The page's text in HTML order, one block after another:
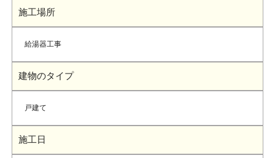
施工場所
給湯器工事
建物のタイプ
戸建て
施工日